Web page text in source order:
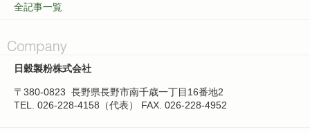
全記事一覧
日穀製粉株式会社
〒380-0823 長野県長野市南千歳一丁目16番地2
TEL. 026-228-4158（代表）
FAX. 026-228-4952